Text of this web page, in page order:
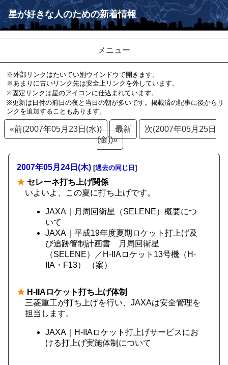
星が好きな人のための新着情報
メニュー
※外部リンクはたいてい別ウインドウで開きます。
※あまりに古いリンク先は安全上リンクを外しています。
※固定リンクは星のアイコンに仕込まれています。
※更新は日付の前日の夜と当日の朝が多いです。掲載済の記事に後からリ
ンクを追加することもあります。
«前(2007年05月23日(水)) 最新
次(2007年05月25日
(金))»
2007年05月24日(木) [過去の同じ日 ]
★ セレーネ打ち上げ関係
いよいよ、この夏に打ち上げです。
JAXA｜月周回衛星（SELENE）概要につ
いて
JAXA｜平成19年度夏期ロケット打上げ及
び追跡管制計画書 月周回衛星
（SELENE）／H-IIAロケット13号機（H-
IIA・F13） （案）
★ H-IIAロケット打ち上げ体制
三菱重工が打ち上げを行い、JAXAは安全管理を
担当します。
JAXA｜H-IIAロケット打上げサービスにお
ける打上げ実施体制について